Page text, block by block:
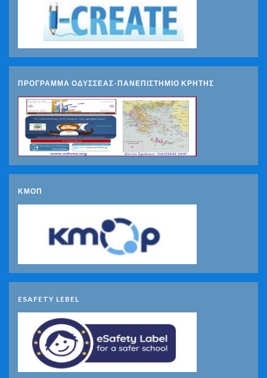
ΠΡΟΓΡΑΜΜΑ ΟΔΥΣΣΕΑΣ-ΠΑΝΕΠΙΣΤΗΜΙΟ ΚΡΗΤΗΣ
ΚΜΟΠ
ESAFETY LEBEL